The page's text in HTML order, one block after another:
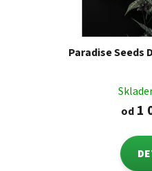
Paradise Seeds
od 1